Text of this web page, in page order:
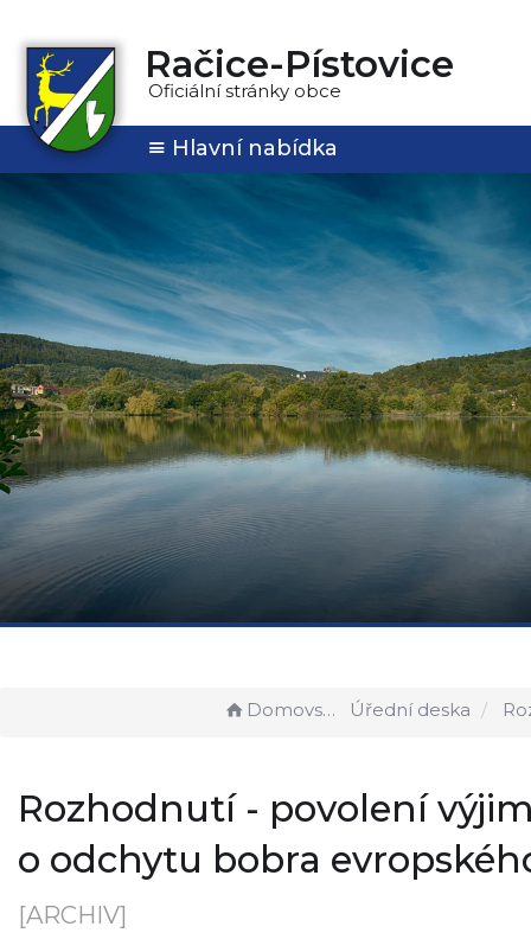
Račice-Pístovice
Oficiální stránky obce
Hlavní nabídka
Domovská stránka Úřední deska Rozhodnutí -
Rozhodnutí - povolení
o odchytu bobra
[ARCHIV]